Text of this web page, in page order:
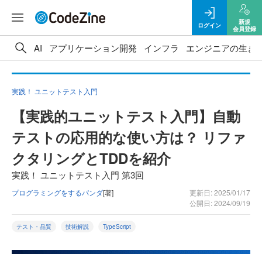
ログイン
新規
会員登録
AI アプリケーション開発 インフラ エンジニアの生き
実践！ ユニットテスト入門
【実践的ユニットテスト入門】自動
テストの応用的な使い方は？ リファ
クタリングとTDDを紹介
実践！ ユニットテスト入門 第3回
プログラミングをするパンダ[著]
更新日: 2025/01/17
公開日: 2024/09/19
テスト・品質 技術解説 TypeScript